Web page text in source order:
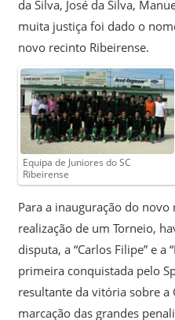
da Silva, José da Silva,
muita justiça foi dado o
novo recinto Ribeirense.
Equipa de Juniores do SC
Ribeirense
Para a inauguração do
realização de um Torneio,
disputa, a “Carlos Filipe” e a
primeira conquistada pelo
resultante da vitória sobre a
marcação das grandes